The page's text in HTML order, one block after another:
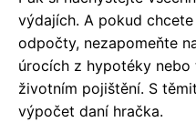
výdajích. A pokud
odpočty, nezapomeňte
úrocích z hypotéky nebo
životním pojištění. S
výpočet daní hračka.